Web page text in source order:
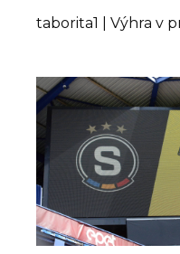
taborita1 | Výhra v